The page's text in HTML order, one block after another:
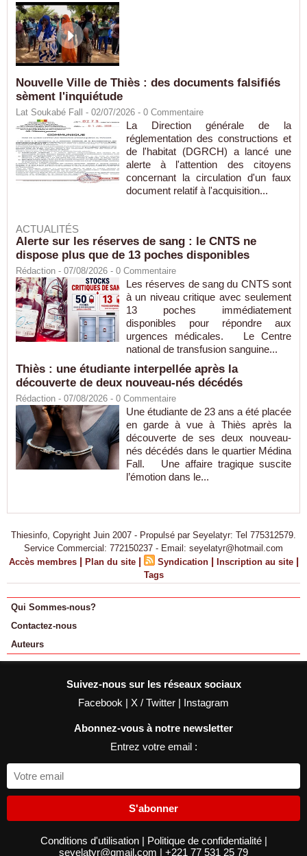
Nouvelle Ville de Thiès : des documents falsifiés
sèment l'inquiétude
Lat Soukabé Fall - 02/07/2026 - 0 Commentaire
La Direction générale de la
réglementation des constructions et
de l'habitat (DGRCH) a lancé une
alerte à l'attention des citoyens
concernant la circulation d'un faux
document relatif à l'acquisition...
ACTUALITÉS
Alerte sur les réserves de sang : le CNTS ne
dispose plus que de 13 poches disponibles
Rédaction - 07/08/2026 - 0 Commentaire
Les réserves de sang du CNTS sont
à un niveau critique avec seulement
13 poches immédiatement
disponibles pour répondre aux
urgences médicales. Le Centre
national de transfusion sanguine...
Thiès : une étudiante interpellée après la
découverte de deux nouveau-nés décédés
Rédaction - 07/08/2026 - 0 Commentaire
Une étudiante de 23 ans a été placée
en garde à vue à Thiès après la
découverte de ses deux nouveau-
nés décédés dans le quartier Médina
Fall. Une affaire tragique suscite
l’émotion dans le...
Thiesinfo, Copyright Juin 2007 - Propulsé par Seyelatyr: Tel 775312579.
Service Commercial: 772150237 - Email: seyelatyr@hotmail.com
Accès membres | Plan du site | Syndication | Inscription au site |
Tags
Qui Sommes-nous?
Contactez-nous
Auteurs
Suivez-nous sur les réseaux sociaux
Facebook | X / Twitter | Instagram
Abonnez-vous à notre newsletter
Entrez votre email :
S'abonner
Conditions d'utilisation | Politique de confidentialité |
seyelatyr@gmail.com | +221 77 531 25 79